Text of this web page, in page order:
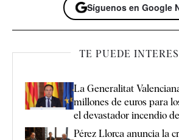
Síguenos en Google
TE PUEDE
La Generalitat
millones de euros para
el devastador incendio
Pérez Llorca anuncia la